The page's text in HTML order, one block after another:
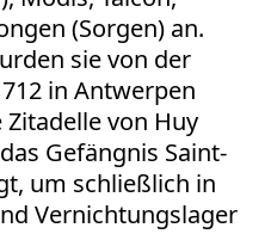
(Sorgen) an.
sie von der
in Antwerpen
von Huy
Gefängnis Saint-
um schließlich in
Vernichtungslager